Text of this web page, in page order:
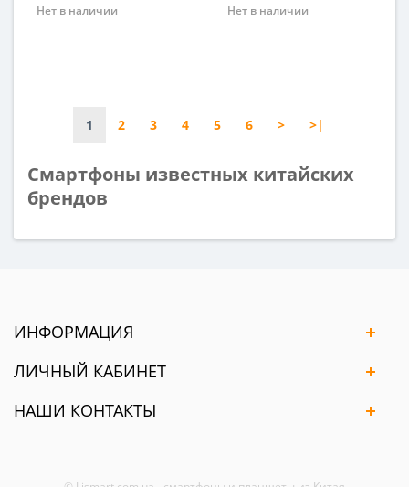
Нет в наличии Нет в наличии
1 2 3 4 5 6 > >|
Смартфоны известных китайских
брендов
ИНФОРМАЦИЯ
ЛИЧНЫЙ КАБИНЕТ
НАШИ КОНТАКТЫ